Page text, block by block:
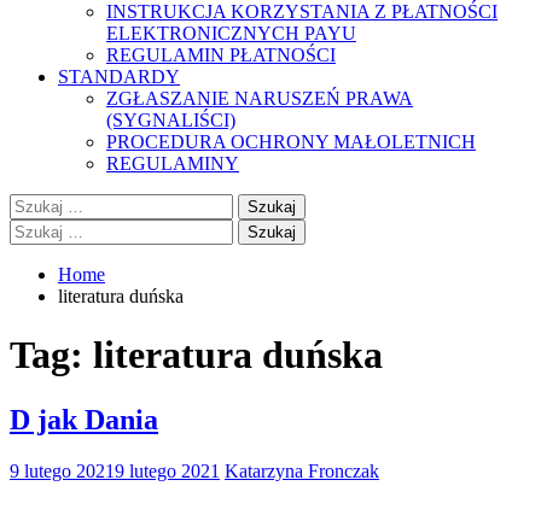
INSTRUKCJA KORZYSTANIA Z PŁATNOŚCI
ELEKTRONICZNYCH PAYU
REGULAMIN PŁATNOŚCI
STANDARDY
ZGŁASZANIE NARUSZEŃ PRAWA
(SYGNALIŚCI)
PROCEDURA OCHRONY MAŁOLETNICH
REGULAMINY
Szukaj:
Szukaj:
Home
literatura duńska
Tag: literatura duńska
D jak Dania
9 lutego 20219 lutego 2021 Katarzyna Fronczak